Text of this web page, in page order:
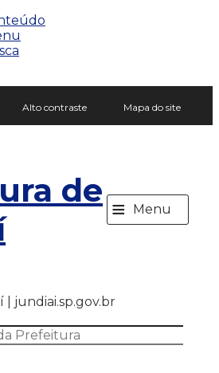
Alto contraste Mapa do site
de ≡ Menu
jundiai.sp.gov.br